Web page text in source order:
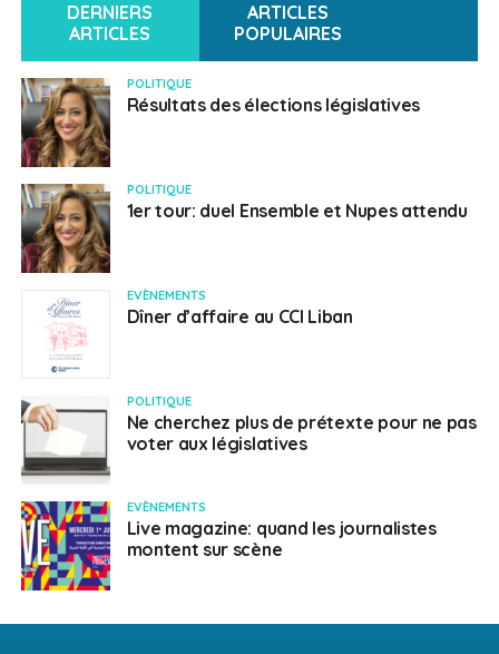
DERNIERS
ARTICLES
ARTICLES
POPULAIRES
POLITIQUE
Résultats des élections législatives
POLITIQUE
1er tour: duel Ensemble et Nupes attendu
EVÈNEMENTS
Dîner d’affaire au CCI Liban
POLITIQUE
Ne cherchez plus de prétexte pour ne pas
voter aux législatives
EVÈNEMENTS
Live magazine: quand les journalistes
montent sur scène